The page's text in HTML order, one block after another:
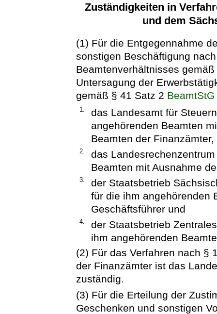
Zuständigkeiten in
und dem
(1) Für die Entgegennahme
sonstigen Beschäftigung
Beamtenverhältnisses
Untersagung der
gemäß § 41 Satz 2 BeamtStG
1.
das Landesamt für
angehörenden Beamten
Beamten der Finanzämter,
2.
das
Beamten mit Ausnahme
3.
der Staatsbetrieb
für die ihm angehörenden
Geschäftsführer und
4.
der Staatsbetrieb
ihm angehörenden
(2) Für das Verfahren nach §
der Finanzämter ist das
zuständig.
(3) Für die Erteilung der
Geschenken und sonstigen